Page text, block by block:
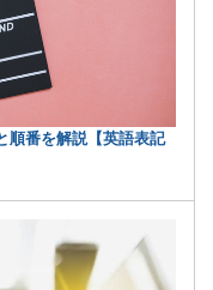
順番を解説【英語表記